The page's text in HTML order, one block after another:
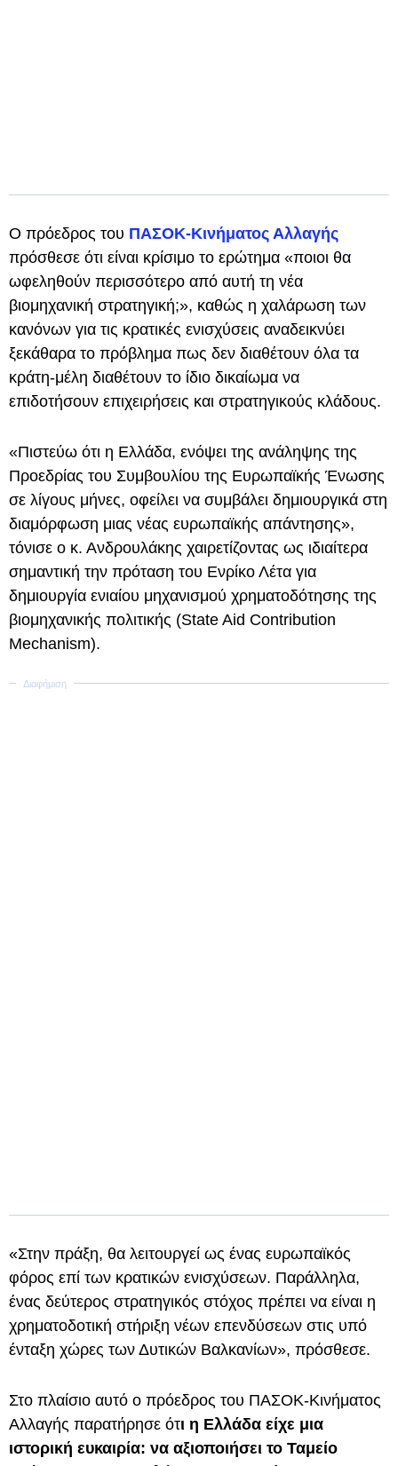
Ο πρόεδρος του ΠΑΣΟΚ-Κινήματος Αλλαγής
πρόσθεσε ότι είναι κρίσιμο το ερώτημα «ποιοι θα
ωφεληθούν περισσότερο από αυτή τη νέα
βιομηχανική στρατηγική;», καθώς η χαλάρωση των
κανόνων για τις κρατικές ενισχύσεις αναδεικνύει
ξεκάθαρα το πρόβλημα πως δεν διαθέτουν όλα τα
κράτη-μέλη διαθέτουν το ίδιο δικαίωμα να
επιδοτήσουν επιχειρήσεις και στρατηγικούς κλάδους.
«Πιστεύω ότι η Ελλάδα, ενόψει της ανάληψης της
Προεδρίας του Συμβουλίου της Ευρωπαϊκής Ένωσης
σε λίγους μήνες, οφείλει να συμβάλει δημιουργικά στη
διαμόρφωση μιας νέας ευρωπαϊκής απάντησης»,
τόνισε ο κ. Ανδρουλάκης χαιρετίζοντας ως ιδιαίτερα
σημαντική την πρόταση του Ενρίκο Λέτα για
δημιουργία ενιαίου μηχανισμού χρηματοδότησης της
βιομηχανικής πολιτικής (State Aid Contribution
Mechanism).
«Στην πράξη, θα λειτουργεί ως ένας ευρωπαϊκός
φόρος επί των κρατικών ενισχύσεων. Παράλληλα,
ένας δεύτερος στρατηγικός στόχος πρέπει να είναι η
χρηματοδοτική στήριξη νέων επενδύσεων στις υπό
ένταξη χώρες των Δυτικών Βαλκανίων», πρόσθεσε.
Στο πλαίσιο αυτό ο πρόεδρος του ΠΑΣΟΚ-Κινήματος
Αλλαγής παρατήρησε ότι η Ελλάδα είχε μια
ιστορική ευκαιρία: να αξιοποιήσει το Ταμείο